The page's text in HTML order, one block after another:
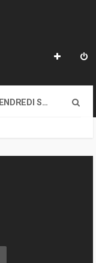
VENDREDI SOIR D'ACHILLE
h